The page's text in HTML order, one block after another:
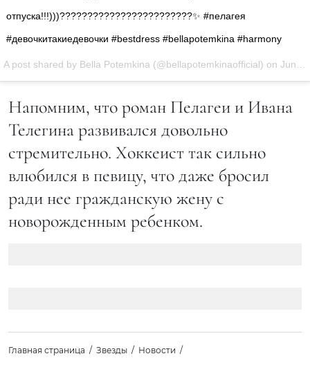
отпуска!!!)))????????????????????????✨ #пелагея
#девочкитакиедевочки #bestdress #bellapotemkina #harmony
A post shared by Bella Potemkina (@bellapotemkinaofficial) on Jun 26, 2016 at 11:05am PDT
Напомним, что роман Пелагеи и Ивана
Телегина развивался довольно
стремительно. Хоккеист так сильно
влюбился в певицу, что даже бросил
ради нее гражданскую жену с
новорожденным ребенком.
Главная страница Звезды Новости